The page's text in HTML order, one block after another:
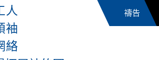
人
袖
絡